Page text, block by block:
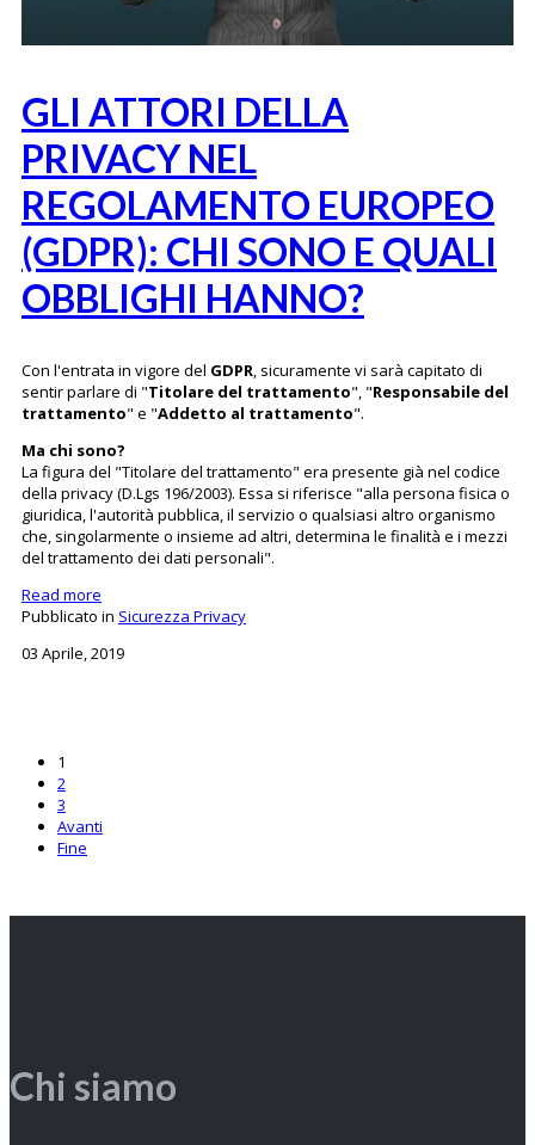
GLI ATTORI DELLA
PRIVACY NEL
REGOLAMENTO EUROPEO
(GDPR): CHI SONO E QUALI
OBBLIGHI HANNO?
Con l'entrata in vigore del GDPR, sicuramente vi sarà capitato di
sentir parlare di "Titolare del trattamento", "Responsabile del
trattamento" e "Addetto al trattamento".
Ma chi sono?
La figura del "Titolare del trattamento" era presente già nel codice
della privacy (D.Lgs 196/2003). Essa si riferisce "alla persona fisica o
giuridica, l'autorità pubblica, il servizio o qualsiasi altro organismo
che, singolarmente o insieme ad altri, determina le finalità e i mezzi
del trattamento dei dati personali".
Read more
Pubblicato in Sicurezza Privacy
03 Aprile, 2019
1
2
3
Avanti
Fine
Chi siamo